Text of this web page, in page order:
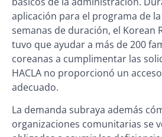
aplicación para el programa de
semanas de duración, el Korean
tuvo que ayudar a más de 200
coreanas a cumplimentar las
HACLA no proporcionó un
adecuado.
La demanda subraya además
organizaciones comunitarias se